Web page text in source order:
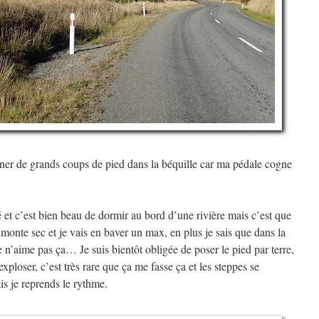
de grands coups de pied dans la béquille car ma pédale cogne
c’est bien beau de dormir au bord d’une rivière mais c’est que
sec et je vais en baver un max, en plus je sais que dans la
pas ça… Je suis bientôt obligée de poser le pied par terre,
c’est très rare que ça me fasse ça et les steppes se
je reprends le rythme.